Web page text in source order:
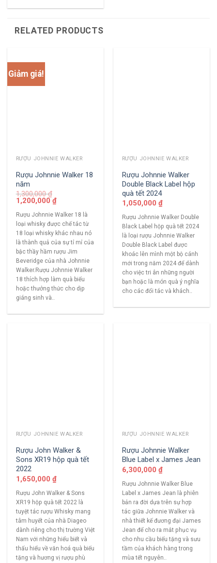
RELATED PRODUCTS
Giảm giá!
RƯỢU JOHNNIE WALKER
Rượu Johnnie Walker 18
năm
1,300,000₫
1,200,000₫
Rượu Johnnie Walker 18 là
loại whisky được chế tác từ
18 loại whisky khác nhau nó
là thành quả của sự tỉ mỉ của
bậc thầy hầm rượu Jim
Beveridge của nhà Johnnie
Walker.Rượu Johnnie Walker
18 thích hợp làm quà biếu
hoặc thưởng thức cho dịp
giáng sinh và..
RƯỢU JOHNNIE WALKER
Rượu Johnnie Walker
Double Black Label hộp
quà tết 2024
1,050,000 ₫
Rượu Johnnie Walker Double
Black Label hộp quà tết 2024
là loại rượu Johnnie Walker
Double Black Label được
khoác lên mình một bộ cánh
mới trong năm 2024 để dành
cho việc tri ân những người
bạn hoặc là món quà ý nghĩa
cho các đổi tác và khách..
RƯỢU JOHNNIE WALKER
Rượu John Walker &
Sons XR19 hộp quà tết
2022
1,650,000 ₫
Rượu John Walker & Sons
XR19 hộp quà tết 2022 là
tuyệt tác rượu Whisky mang
tâm huyết của nhà Diageo
dành riêng cho thị trường Việt
Nam với những hiểu biết và
thấu hiểu về văn hoá quà biếu
tặng và hương vị rượu phù
RƯỢU JOHNNIE WALKER
Rượu Johnnie Walker
Blue Label x James Jean
6,300,000 ₫
Rượu Johnnie Walker Blue
Label x James Jean là phiên
bản ra đời dựa trên sự hợp
tác giữa Johnnie Walker và
nhà thiết kế đương đại James
Jean để cho ra mắt phục vụ
cho nhu cầu biếu tặng và sưu
tầm của khách hàng trong
mùa tết nguyên..